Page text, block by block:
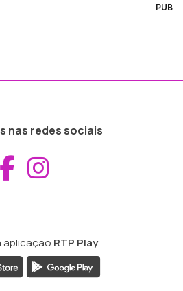
PUB
nas redes sociais
Aceder ao
aplicação RTP Play